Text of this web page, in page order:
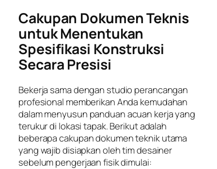
Cakupan Dokumen Teknis
untuk Menentukan
Spesifikasi Konstruksi
Secara Presisi
Bekerja sama dengan studio perancangan
profesional memberikan Anda kemudahan
dalam menyusun panduan acuan kerja yang
terukur di lokasi tapak. Berikut adalah
beberapa cakupan dokumen teknik utama
yang wajib disiapkan oleh tim desainer
sebelum pengerjaan fisik dimulai: